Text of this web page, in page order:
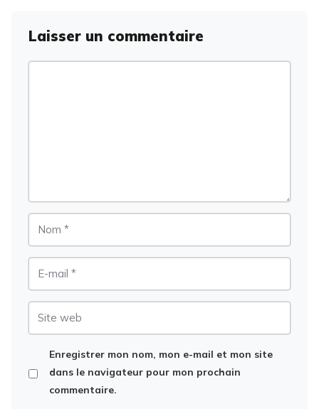
Laisser un commentaire
Enregistrer mon nom, mon e-mail et mon site
dans le navigateur pour mon prochain
commentaire.